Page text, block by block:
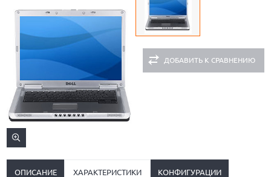
ДОБАВИТЬ К СРАВНЕНИЮ
ОПИСАНИЕ ХАРАКТЕРИСТИКИ КОНФИГУРАЦИИ